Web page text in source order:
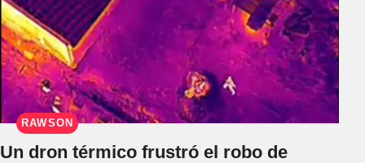
RAWSON
Un dron térmico frustró el robo de